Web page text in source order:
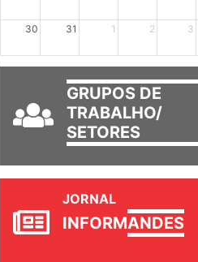
30 31 1 2 3
GRUPOS DE
TRABALHO/
SETORES
JORNAL
INFORMANDES